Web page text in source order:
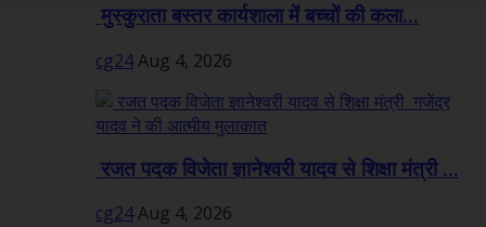
मुस्कुराता बस्तर कार्यशाला में बच्चों की कला...
cg24Aug 4, 2026
रजत पदक विजेता ज्ञानेश्वरी यादव से शिक्षा मंत्री ...
cg24Aug 4, 2026